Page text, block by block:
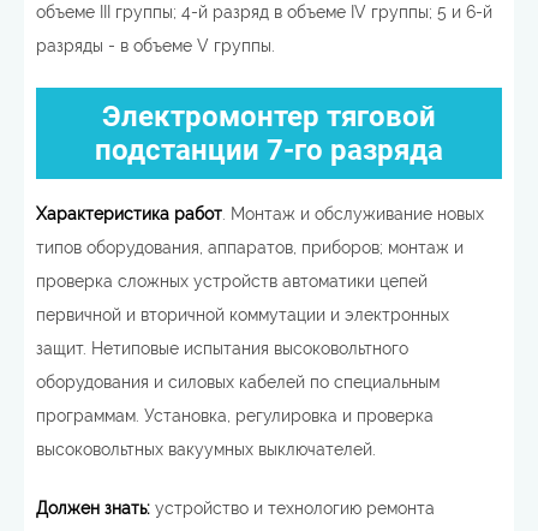
объеме III группы; 4-й разряд в объеме IV группы; 5 и 6-й
разряды - в объеме V группы.
Электромонтер тяговой
подстанции 7-го разряда
Характеристика работ . Монтаж и обслуживание новых
типов оборудования, аппаратов, приборов; монтаж и
проверка сложных устройств автоматики цепей
первичной и вторичной коммутации и электронных
защит. Нетиповые испытания высоковольтного
оборудования и силовых кабелей по специальным
программам. Установка, регулировка и проверка
высоковольтных вакуумных выключателей.
Должен знать: устройство и технологию ремонта